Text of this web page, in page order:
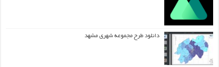
دانلود طرح مجموعه شهری مشهد